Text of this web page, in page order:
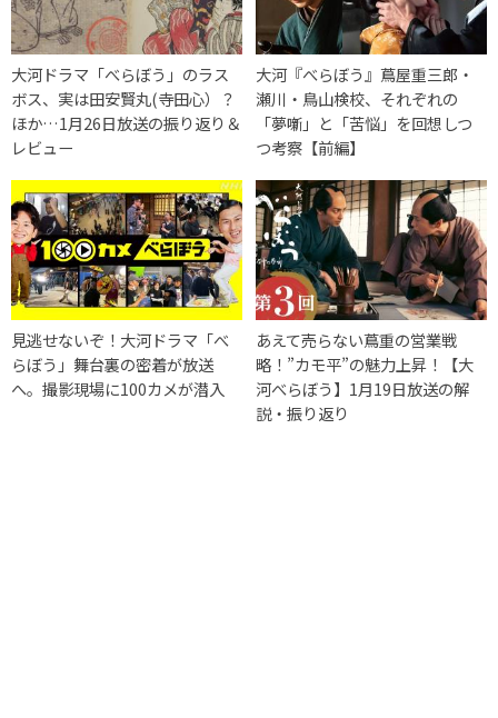
大河ドラマ「べらぼう」のラス
ボス、実は田安賢丸(寺田心）？
ほか…1月26日放送の振り返り＆
レビュー
大河『べらぼう』蔦屋重三郎・
瀬川・鳥山検校、それぞれの
「夢噺」と「苦悩」を回想しつ
つ考察【前編】
見逃せないぞ！大河ドラマ「べ
らぼう」舞台裏の密着が放送
へ。撮影現場に100カメが潜入
あえて売らない蔦重の営業戦
略！”カモ平”の魅力上昇！【大
河べらぼう】1月19日放送の解
説・振り返り